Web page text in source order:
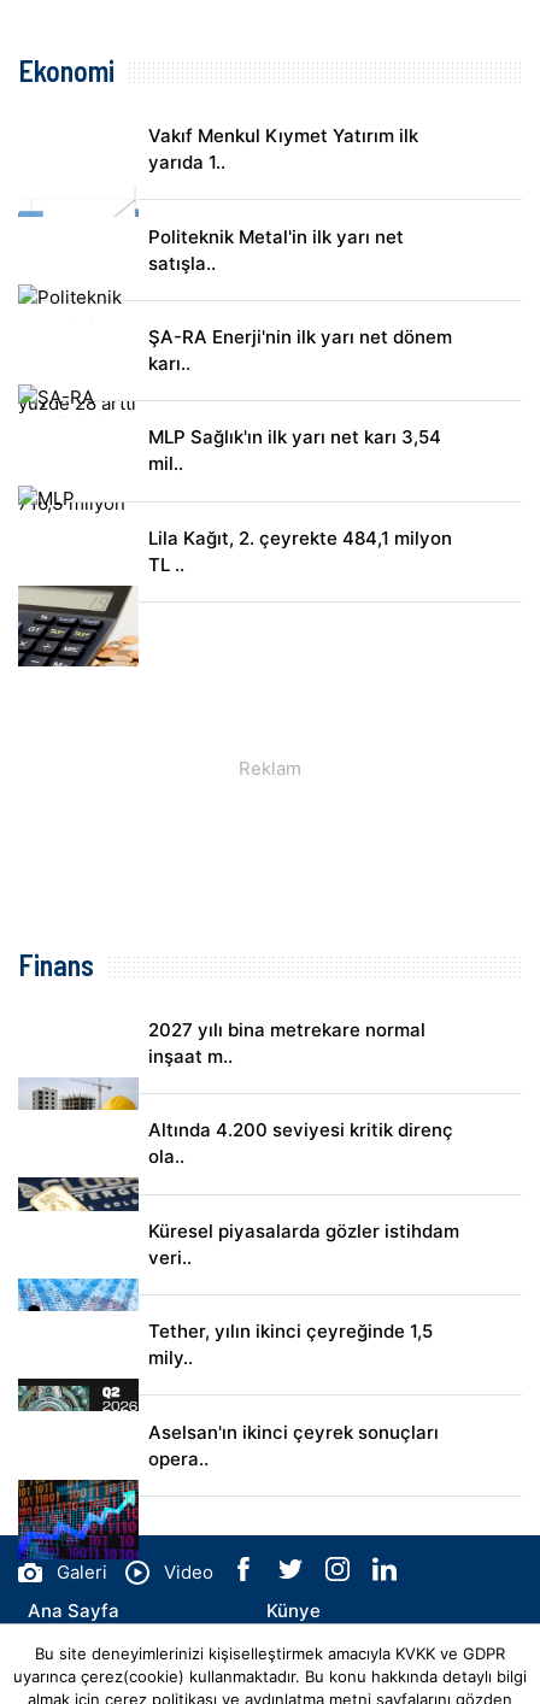
Ekonomi
Vakıf Menkul Kıymet Yatırım ilk
yarıda 1..
Politeknik Metal'in ilk yarı net
satışla..
ŞA-RA Enerji'nin ilk yarı net dönem
karı..
MLP Sağlık'ın ilk yarı net karı 3,54
mil..
Lila Kağıt, 2. çeyrekte 484,1 milyon
TL ..
Finans
2027 yılı bina metrekare normal
inşaat m..
Altında 4.200 seviyesi kritik direnç
ola..
Küresel piyasalarda gözler istihdam
veri..
Tether, yılın ikinci çeyreğinde 1,5
mily..
Aselsan'ın ikinci çeyrek sonuçları
opera..
Galeri
Video
Ana Sayfa
Künye
İletişim
Bu site deneyimlerinizi kişiselleştirmek amacıyla KVKK ve GDPR
uyarınca çerez(cookie) kullanmaktadır. Bu konu hakkında detaylı bilgi
almak için çerez politikası ve aydınlatma metni sayfalarını gözden